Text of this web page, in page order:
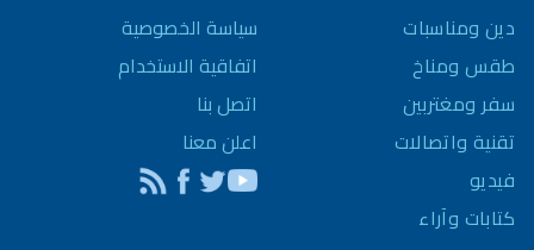
دين ومناسبات
طقس ومناخ
سفر ومغتربين
تقنية واتصالات
فيديو
كتابات وآراء
سياسة الخصوصية
اتفاقية الاستخدام
اتصل بنا
اعلن معنا